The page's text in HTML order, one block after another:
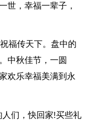
世，幸福一辈子，
福传天下。盘中的
中秋佳节，一圆
欢乐幸福美满到永
们，快回家!买些礼